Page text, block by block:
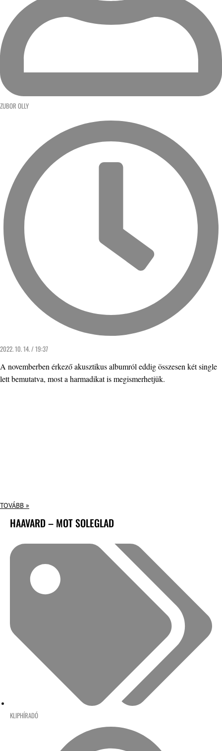
ZUBOR OLLY
2022. 10. 14. / 19:37
A novemberben érkező akusztikus albumról eddig összesen két single
lett bemutatva, most a harmadikat is megismerhetjük.
TOVÁBB »
HAAVARD – MOT SOLEGLAD
KLIPHÍRADÓ